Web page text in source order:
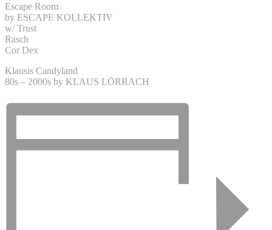
Escape Room
by ESCAPE KOLLEKTIV
w/ Trust
Rasch
Cor Dex
Klausis Candyland
80s – 2000s by KLAUS LÖRRACH